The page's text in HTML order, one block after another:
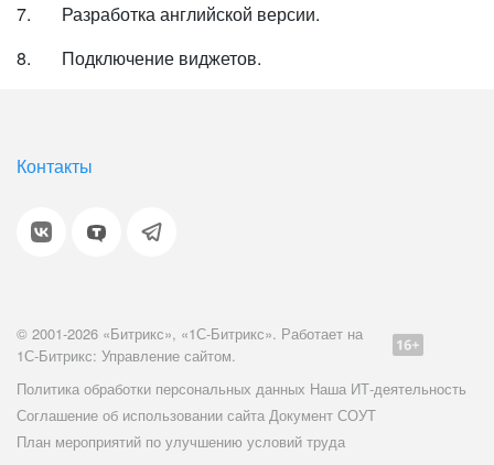
7. Разработка английской версии.
8. Подключение виджетов.
Контакты
© 2001-2026 «Битрикс», «1С-Битрикс». Работает на
1С-Битрикс: Управление сайтом.
Политика обработки персональных данных Наша ИТ-деятельность
Соглашение об использовании сайта Документ СОУТ
План мероприятий по улучшению условий труда